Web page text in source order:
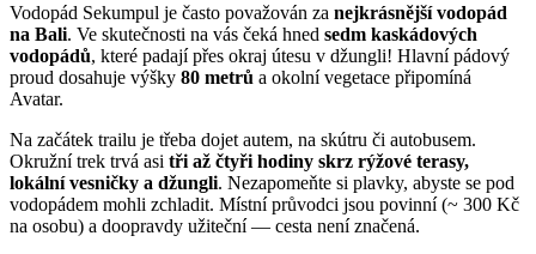
Vodopád Sekumpul je často považován za nejkrásnější vodopád
na Bali. Ve skutečnosti na vás čeká hned sedm kaskádových
vodopádů, které padají přes okraj útesu v džungli! Hlavní pádový
proud dosahuje výšky 80 metrů a okolní vegetace připomíná
Avatar.
Na začátek trailu je třeba dojet autem, na skútru či autobusem.
Okružní trek trvá asi tři až čtyři hodiny skrz rýžové terasy,
lokální vesničky a džungli. Nezapomeňte si plavky, abyste se pod
vodopádem mohli zchladit. Místní průvodci jsou povinní (~ 300 Kč
na osobu) a doopravdy užiteční — cesta není značená.